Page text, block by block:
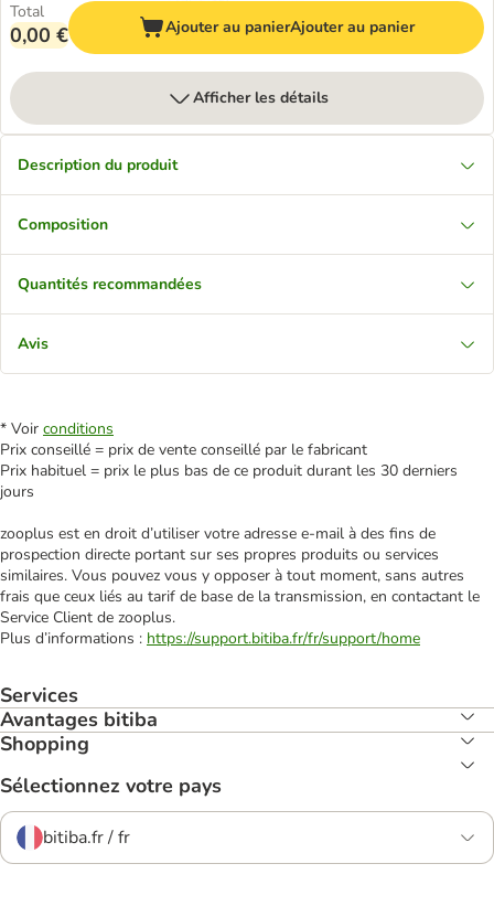
Total
0,00 € Ajouter au panierAjouter au panier
Afficher les détails
Description du produit
Composition
Quantités recommandées
Avis
* Voir conditions
Prix conseillé = prix de vente conseillé par le fabricant
Prix habituel = prix le plus bas de ce produit durant les 30 derniers
jours
zooplus est en droit d’utiliser votre adresse e‑mail à des fins de
prospection directe portant sur ses propres produits ou services
similaires. Vous pouvez vous y opposer à tout moment, sans autres
frais que ceux liés au tarif de base de la transmission, en contactant le
Service Client de zooplus.
Plus d’informations : https://support.bitiba.fr/fr/support/home
Services
Avantages bitiba
Shopping
Sélectionnez votre pays
bitiba.fr / fr